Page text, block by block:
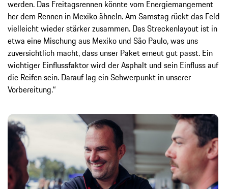
werden. Das Freitagsrennen könnte vom Energiemangement
her dem Rennen in Mexiko ähneln. Am Samstag rückt das Feld
vielleicht wieder stärker zusammen. Das Streckenlayout ist in
etwa eine Mischung aus Mexiko und São Paulo, was uns
zuversichtlich macht, dass unser Paket erneut gut passt. Ein
wichtiger Einflussfaktor wird der Asphalt und sein Einfluss auf
die Reifen sein. Darauf lag ein Schwerpunkt in unserer
Vorbereitung.“